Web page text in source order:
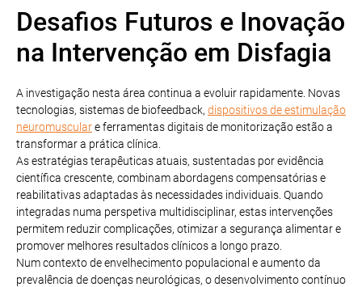
Desafios Futuros e Inovação
na Intervenção em Disfagia
A investigação nesta área continua a evoluir rapidamente. Novas
tecnologias, sistemas de biofeedback, dispositivos de estimulação
neuromusculare ferramentas digitais de monitorização estão a
transformar a prática clínica.
As estratégias terapêuticas atuais, sustentadas por evidência
científica crescente, combinam abordagens compensatórias e
reabilitativas adaptadas às necessidades individuais. Quando
integradas numa perspetiva multidisciplinar, estas intervenções
permitem reduzir complicações, otimizar a segurança alimentar e
promover melhores resultados clínicos a longo prazo.
Num contexto de envelhecimento populacional e aumento da
prevalência de doenças neurológicas, o desenvolvimento contínuo